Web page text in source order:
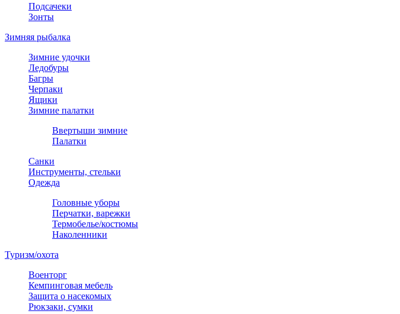
Подсачеки
Зонты
Зимняя рыбалка
Зимние удочки
Ледобуры
Багры
Черпаки
Ящики
Зимние палатки
Ввертыши зимние
Палатки
Санки
Инструменты, стельки
Одежда
Головные уборы
Перчатки, варежки
Термобелье/костюмы
Наколенники
Туризм/охота
Военторг
Кемпинговая мебель
Защита о насекомых
Рюкзаки, сумки